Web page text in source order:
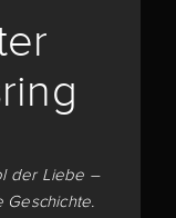
der Liebe –
Geschichte.